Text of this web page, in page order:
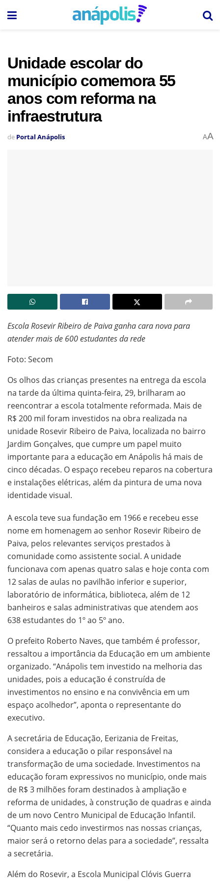
Unidade escolar do
município comemora 55
anos com reforma na
infraestrutura
de Portal Anápolis AA
Escola Rosevir Ribeiro de Paiva ganha cara nova para
atender mais de 600 estudantes da rede
Foto: Secom
Os olhos das crianças presentes na entrega da escola
na tarde da última quinta-feira, 29, brilharam ao
reencontrar a escola totalmente reformada. Mais de
R$ 200 mil foram investidos na obra realizada na
unidade Rosevir Ribeiro de Paiva, localizada no bairro
Jardim Gonçalves, que cumpre um papel muito
importante para a educação em Anápolis há mais de
cinco décadas. O espaço recebeu reparos na cobertura
e instalações elétricas, além da pintura de uma nova
identidade visual.
A escola teve sua fundação em 1966 e recebeu esse
nome em homenagem ao senhor Rosevir Ribeiro de
Paiva, pelos relevantes serviços prestados à
comunidade como assistente social. A unidade
funcionava com apenas quatro salas e hoje conta com
12 salas de aulas no pavilhão inferior e superior,
laboratório de informática, biblioteca, além de 12
banheiros e salas administrativas que atendem aos
638 estudantes do 1º ao 5º ano.
O prefeito Roberto Naves, que também é professor,
ressaltou a importância da Educação em um ambiente
organizado. “Anápolis tem investido na melhoria das
unidades, pois a educação é construída de
investimentos no ensino e na convivência em um
espaço acolhedor”, aponta o representante do
executivo.
A secretária de Educação, Eerizania de Freitas,
considera a educação o pilar responsável na
transformação de uma sociedade. Investimentos na
educação foram expressivos no município, onde mais
de R$ 3 milhões foram destinados à ampliação e
reforma de unidades, à construção de quadras e ainda
de um novo Centro Municipal de Educação Infantil.
“Quanto mais cedo investirmos nas nossas crianças,
maior será o retorno delas para a sociedade”, ressalta
a secretária.
Além do Rosevir, a Escola Municipal Clóvis Guerra